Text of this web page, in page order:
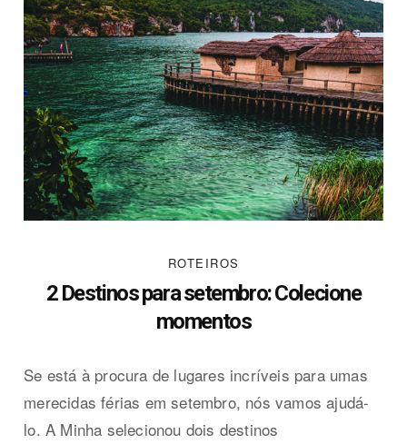
ROTEIROS
2 Destinos para setembro: Colecione
momentos
Se está à procura de lugares incríveis para umas
merecidas férias em setembro, nós vamos ajudá-
lo. A Minha selecionou dois destinos